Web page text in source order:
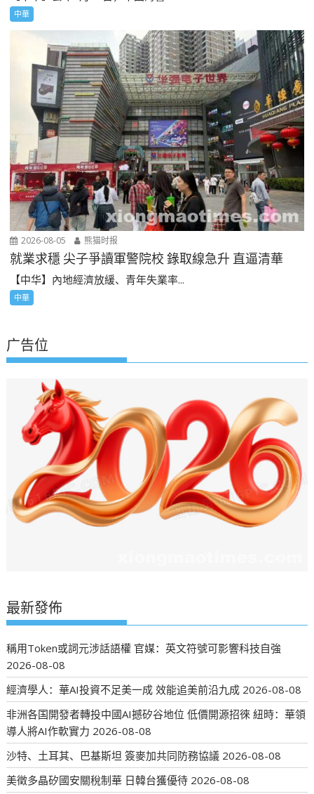
中華
2026-08-05 熊猫时报
就業求穩 尖子爭讀軍警院校 錄取線急升 直逼清華
【中华】內地經濟放緩、青年失業率...
中華
广告位
最新發佈
稱用Token或詞元涉話語權 官媒：英文符號可影響科技自強
2026-08-08
經濟學人：華AI投資不足美一成 效能追美前沿九成 2026-08-08
非洲各国開發者轉投中國AI撼矽谷地位 低價開源招徠 紐時：華領
導人將AI作軟實力 2026-08-08
沙特、土耳其、巴基斯坦 簽麥加共同防務協議 2026-08-08
美徵多晶矽國安關稅制華 日韓台獲優待 2026-08-08